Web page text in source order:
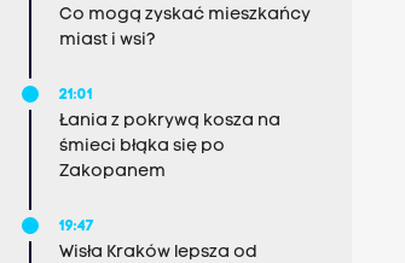
Co mogą zyskać mieszkańcy
miast i wsi?
21:01
Łania z pokrywą kosza na
śmieci błąka się po
Zakopanem
19:47
Wisła Kraków lepsza od